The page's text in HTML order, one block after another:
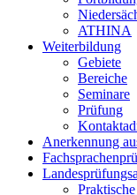
ATHINA
Weiterbildung
Gebiete
Bereiche
Seminare
Prüfung
Anerkennung